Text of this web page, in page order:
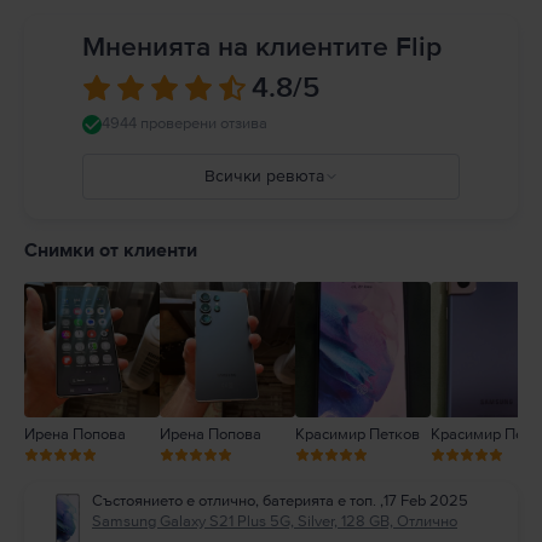
Мненията на клиентите Flip
4.8/5
4944 проверени отзива
Всички ревюта
2
Снимки от клиенти
Ирена Попова Ирена Попова Красимир Петков Красимир
Състоянието е отлично, батерията е топ. ,17 Feb 2025
Samsung Galaxy S21 Plus 5G, Silver, 128 GB, Отлично